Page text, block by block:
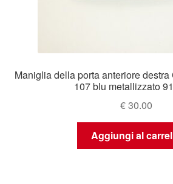
Maniglia della porta anteriore
107 blu metallizzato
€30.00
Aggiungi al